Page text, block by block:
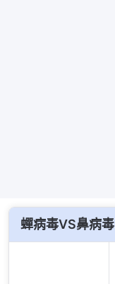
蟬病毒VS鼻病毒